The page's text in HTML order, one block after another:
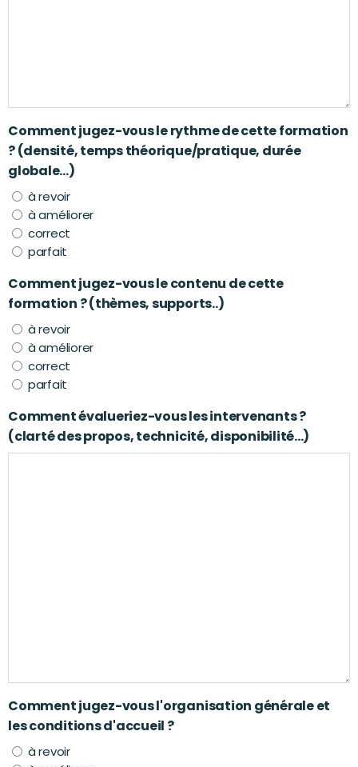
Comment jugez-vous le rythme de cette formation
? (densité, temps théorique/pratique, durée
globale...)
à revoir
à améliorer
correct
parfait
Comment jugez-vous le contenu de cette
formation ? (thèmes, supports..)
à revoir
à améliorer
correct
parfait
Comment évalueriez-vous les intervenants ?
(clarté des propos, technicité, disponibilité...)
Comment jugez-vous l'organisation générale et
les conditions d'accueil ?
à revoir